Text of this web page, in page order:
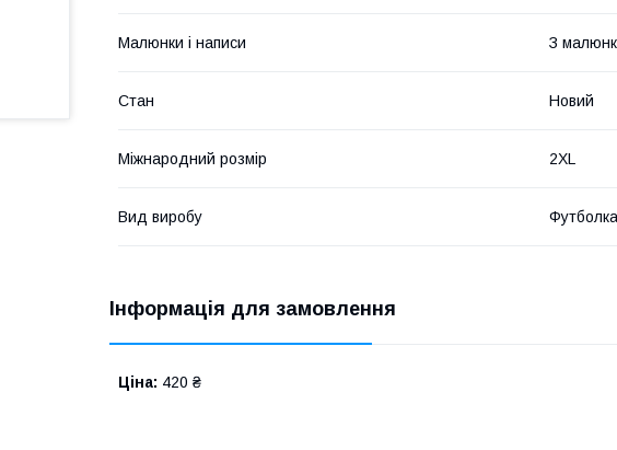
Малюнки і написи З
Стан Новий
Міжнародний розмір 2XL
Вид виробу Футболка
Інформація для замовлення
Ціна: 420 ₴